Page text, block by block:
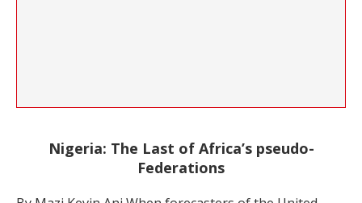
Nigeria: The Last of Africa’s pseudo-
Federations